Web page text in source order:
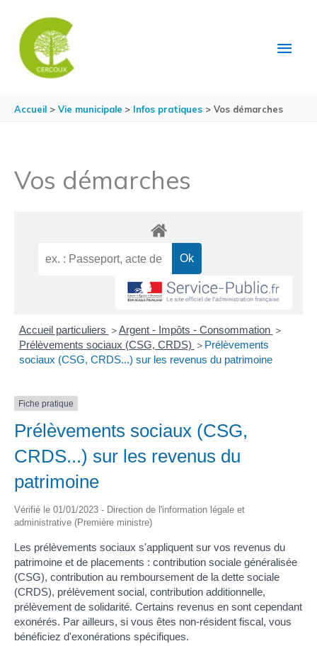
Accueil Vie municipale Infos pratiques Vos démarches
Vos démarches
Accueil particuliers > Argent - Impôts - Consommation >
Prélèvements sociaux (CSG, CRDS) > Prélèvements
sociaux (CSG, CRDS...) sur les revenus du patrimoine
Fiche pratique
Prélèvements sociaux (CSG,
CRDS...) sur les revenus du
patrimoine
Vérifié le 01/01/2023 - Direction de l'information légale et
administrative (Première ministre)
Les prélèvements sociaux s'appliquent sur vos revenus du
patrimoine et de placements : contribution sociale généralisée
(CSG), contribution au remboursement de la dette sociale
(CRDS), prélèvement social, contribution additionnelle,
prélèvement de solidarité. Certains revenus en sont cependant
exonérés. Par ailleurs, si vous êtes non-résident fiscal, vous
bénéficiez d'exonérations spécifiques.